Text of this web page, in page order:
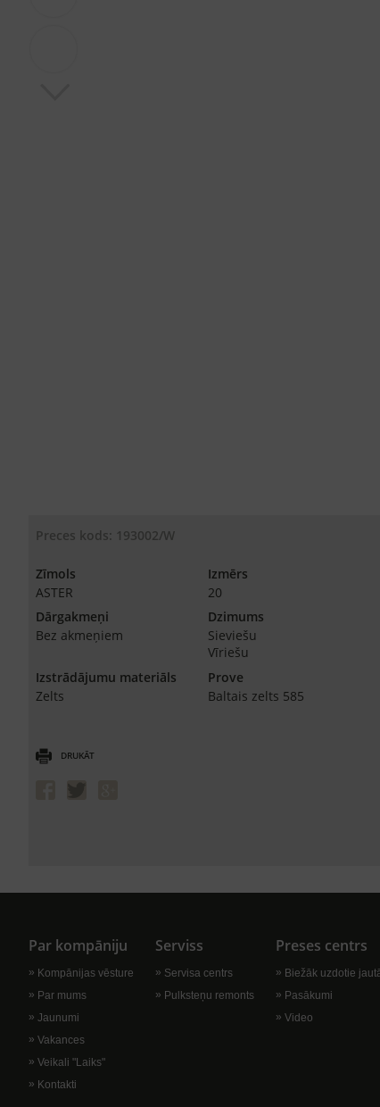
Preces kods: 193002/W
Zīmols
ASTER
Izmērs
20
Dārgakmeņi
Bez akmeņiem
Dzimums
Sieviešu
Vīriešu
Izstrādājumu materiāls
Zelts
Prove
Baltais zelts 585
DRUKĀT
Par kompāniju
Kompānijas vēsture
Par mums
Jaunumi
Vakances
Veikali "Laiks"
Kontakti
Serviss
Servisa centrs
Pulksteņu remonts
Preses centrs
Biežāk uzdotie
Pasākumi
Video